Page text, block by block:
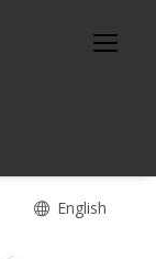
English